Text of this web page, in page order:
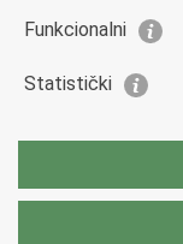
Dom zdravlja MUP-a
Muzej policije
Policijske uprave
Funkcionalni
Statistički